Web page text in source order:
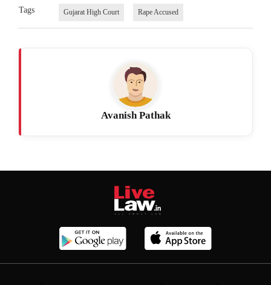
Tags Gujarat High Court Rape Accused
Avanish Pathak